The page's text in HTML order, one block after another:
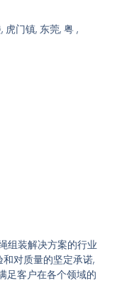
组装解决方案的行业
对质量的坚定承诺,
足客户在各个领域的
门镇, 东莞, 粤 ,